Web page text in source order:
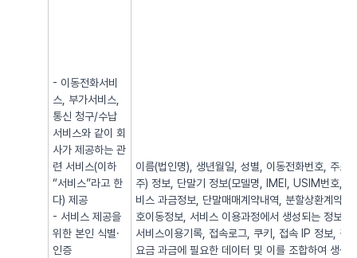
- 이동전화서비
스, 부가서비스,
통신 청구/수납
서비스와 같이 회
사가 제공하는 관
련 서비스(이하
“서비스”라고 한
다) 제공
- 서비스 제공을
위한 본인 식별·
인증
이름(법인명), 생년월일, 성별, 이동전화번호, 주
주) 정보, 단말기 정보(모델명, IMEI, USIM번호,
비스 과금정보, 단말매매계약내역, 분할상환계약
호이동정보, 서비스 이용과정에서 생성되는 정보(
서비스이용기록, 접속로그, 쿠키, 접속 IP 정보, 결
요금 과금에 필요한 데이터 및 이를 조합하여 생